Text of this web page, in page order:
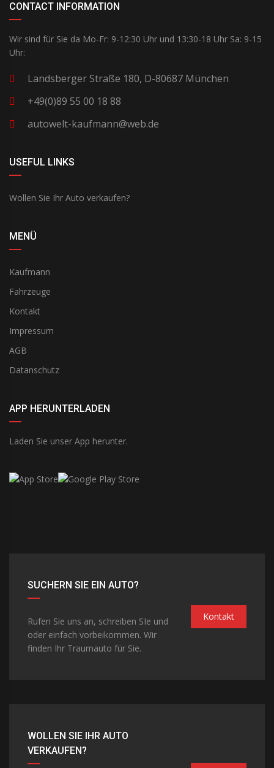
CONTACT INFORMATION
Wir sind für Sie da Mo-Fr: 9-12:30 Uhr und 13:30-18 Uhr Sa: 9-15
Uhr:
Landsberger Straße 180, D-80687 München
+49(0)89 55 00 18 88
autowelt-kaufmann@web.de
USEFUL LINKS
Wollen Sie Ihr Auto verkaufen?
MENÜ
Kaufmann
Fahrzeuge
Kontakt
Impressum
AGB
Datanschutz
APP HERUNTERLADEN
Laden Sie unser App herunter.
SUCHERN SIE EIN AUTO?
Rufen Sie uns an, schreiben SIe und
oder einfach vorbeikommen. Wir
finden Ihr Traumauto für Sie.
Kontakt
WOLLEN SIE IHR AUTO
VERKAUFEN?